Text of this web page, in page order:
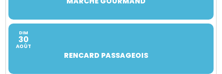
DIM
30
AOÛT
RENCARD PASSAGEOIS